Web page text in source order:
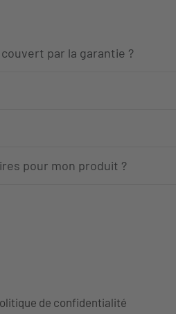
par la garantie ?
pour mon produit ?
de confidentialité